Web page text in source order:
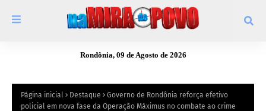
Rondônia, 09 de Agosto de 2026
Página inicial Destaque
Governo de Rondônia reforça efetivo
policial em nova fase da Operação Máximus no combate ao crime